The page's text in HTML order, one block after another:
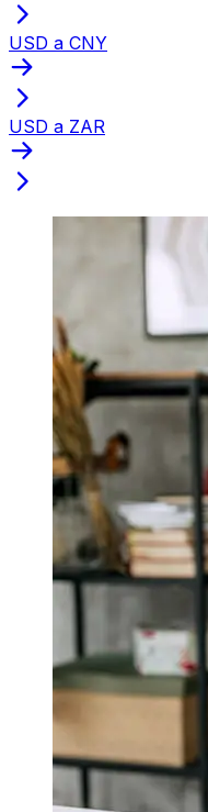
USD a CNY
USD a ZAR